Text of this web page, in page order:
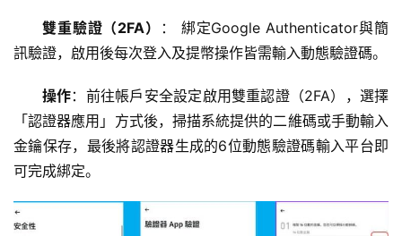
雙重驗證（2FA）
： 綁定Google Authenticator與簡
訊驗證，啟用後每次登入及提幣操作皆需輸入動態驗證碼。
操作：前往帳戶安全設定啟用雙重認證（2FA），選擇
「認證器應用」方式後，掃描系統提供的二維碼或手動輸入
金鑰保存，最後將認證器生成的6位動態驗證碼輸入平台即
可完成綁定。